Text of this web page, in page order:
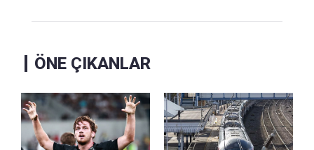
ÖNE ÇIKANLAR